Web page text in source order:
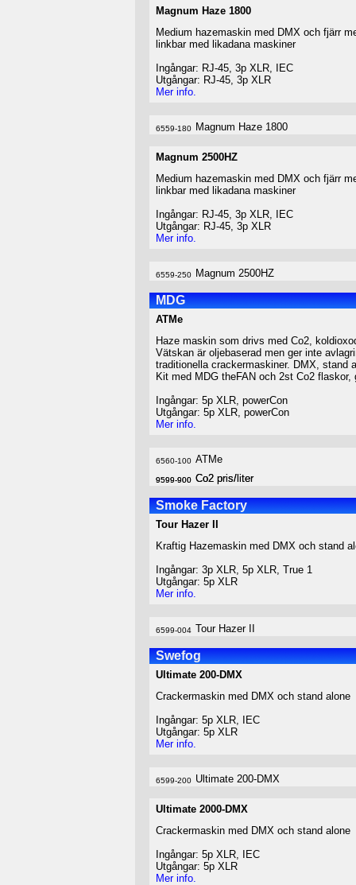
Magnum Haze 1800
Medium hazemaskin med DMX och fjärr
linkbar med likadana maskiner
Ingångar: RJ-45, 3p XLR, IEC
Utgångar: RJ-45, 3p XLR
Mer info.
6559-180 Magnum Haze 1800
Magnum 2500HZ
Medium hazemaskin med DMX och fjärr
linkbar med likadana maskiner
Ingångar: RJ-45, 3p XLR, IEC
Utgångar: RJ-45, 3p XLR
Mer info.
6559-250 Magnum 2500HZ
MDG
ATMe
Haze maskin som drivs med Co2,
Vätskan är oljebaserad men ger inte
traditionella crackermaskiner. DMX, stand
Kit med MDG theFAN och 2st Co2
Ingångar: 5p XLR, powerCon
Utgångar: 5p XLR, powerCon
Mer info.
6560-100 ATMe
9599-900 Co2 pris/liter
9599-900 Co2 pris/liter
Smoke Factory
Tour Hazer II
Kraftig Hazemaskin med DMX och stand
Ingångar: 3p XLR, 5p XLR, True 1
Utgångar: 5p XLR
Mer info.
6599-004 Tour Hazer II
Swefog
Ultimate 200-DMX
Crackermaskin med DMX och stand alone
Ingångar: 5p XLR, IEC
Utgångar: 5p XLR
Mer info.
6599-200 Ultimate 200-DMX
Ultimate 2000-DMX
Crackermaskin med DMX och stand alone
Ingångar: 5p XLR, IEC
Utgångar: 5p XLR
Mer info.